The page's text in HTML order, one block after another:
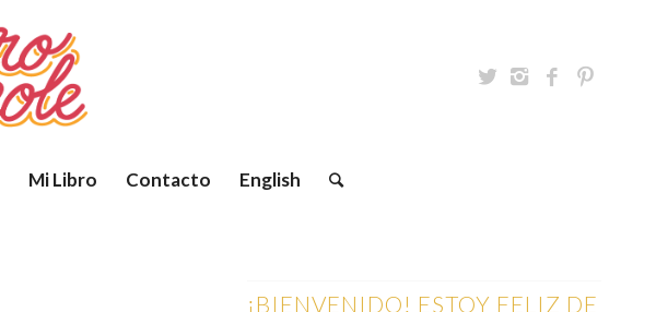
Mi Libro Contacto English
¡BIENVENIDO! ESTOY FELIZ DE